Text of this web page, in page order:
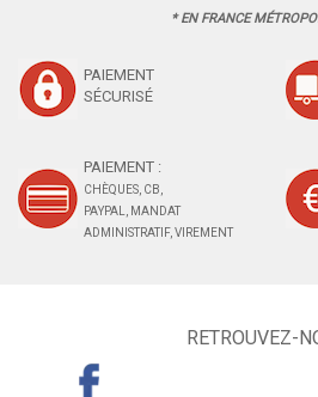
* EN FRANCE
PAIEMENT
SÉCURISÉ
PAIEMENT :
CHÈQUES, CB,
PAYPAL, MANDAT
ADMINISTRATIF, VIREMENT
RETROUVEZ-